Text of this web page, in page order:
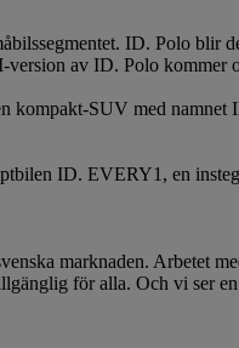
ID. Polo blir
av ID. Polo kommer
SUV med
ID. EVERY1, en
marknaden. Arbetet
för alla. Och vi ser